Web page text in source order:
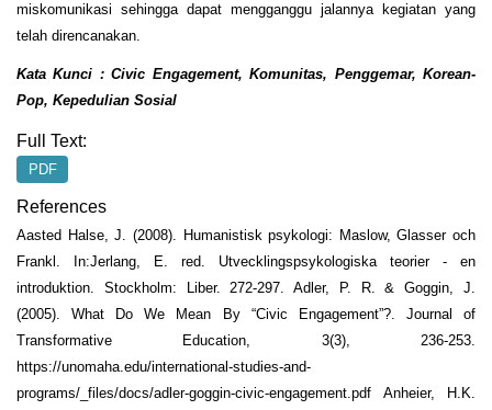
miskomunikasi sehingga dapat mengganggu jalannya kegiatan yang
telah direncanakan.
Kata Kunci : Civic Engagement, Komunitas, Penggemar, Korean-
Pop, Kepedulian Sosial
Full Text:
PDF
References
Aasted Halse, J. (2008). Humanistisk psykologi: Maslow, Glasser och
Frankl. In:Jerlang, E. red. Utvecklingspsykologiska teorier - en
introduktion. Stockholm: Liber. 272-297. Adler, P. R. & Goggin, J.
(2005). What Do We Mean By “Civic Engagement”?. Journal of
Transformative Education, 3(3), 236-253.
https://unomaha.edu/international-studies-and-
programs/_files/docs/adler-goggin-civic-engagement.pdf Anheier, H.K.